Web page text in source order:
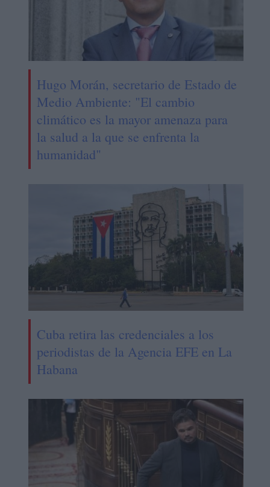
Hugo Morán, secretario de Estado de
Medio Ambiente: "El cambio
climático es la mayor amenaza para
la salud a la que se enfrenta la
humanidad"
Cuba retira las credenciales a los
periodistas de la Agencia EFE en La
Habana